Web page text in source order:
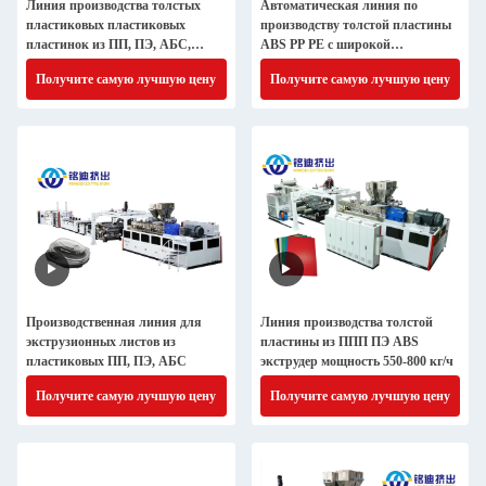
Линия производства толстых
пластиковых пластиковых
пластинок из ПП, ПЭ, АБС,
полный оборудование 650 кг/ч
800 кг/ч
Получите самую лучшую цену
Автоматическая линия по
производству толстой пластины
ABS PP PE с широкой
адаптацией материалов
Получите самую лучшую цену
Производственная линия для
экструзионных листов из
пластиковых ПП, ПЭ, АБС
Получите самую лучшую цену
Линия производства толстой
пластины из ППП ПЭ ABS
экструдер мощность 550-800 кг/ч
Получите самую лучшую цену